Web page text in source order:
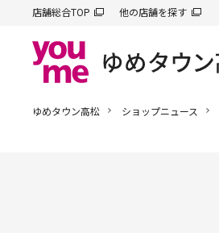
店舗総合TOP 他の店舗を探す
ゆめタウン高松 ショップニュース